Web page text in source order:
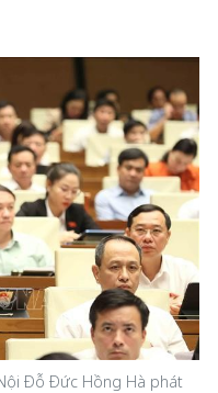
Đỗ Đức Hồng Hà phát